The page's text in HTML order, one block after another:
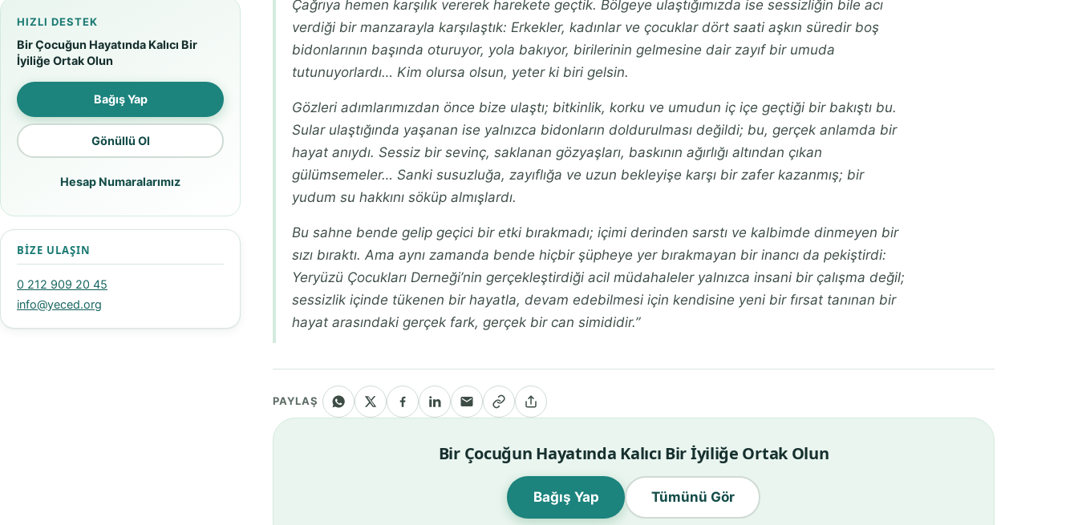
Çağrıya hemen karşılık vererek harekete geçtik. Bölgeye ulaştığımızda ise sessizliğin bile acı
verdiği bir manzarayla karşılaştık: Erkekler, kadınlar ve çocuklar dört saati aşkın süredir boş
bidonlarının başında oturuyor, yola bakıyor, birilerinin gelmesine dair zayıf bir umuda
tutunuyorlardı… Kim olursa olsun, yeter ki biri gelsin.
Gözleri adımlarımızdan önce bize ulaştı; bitkinlik, korku ve umudun iç içe geçtiği bir bakıştı bu.
Sular ulaştığında yaşanan ise yalnızca bidonların doldurulması değildi; bu, gerçek anlamda bir
hayat anıydı. Sessiz bir sevinç, saklanan gözyaşları, baskının ağırlığı altından çıkan
gülümsemeler… Sanki susuzluğa, zayıflığa ve uzun bekleyişe karşı bir zafer kazanmış; bir
yudum su hakkını söküp almışlardı.
Bu sahne bende gelip geçici bir etki bırakmadı; içimi derinden sarstı ve kalbimde dinmeyen bir
sızı bıraktı. Ama aynı zamanda bende hiçbir şüpheye yer bırakmayan bir inancı da pekiştirdi:
Yeryüzü Çocukları Derneği’nin gerçekleştirdiği acil müdahaleler yalnızca insani bir çalışma değil;
sessizlik içinde tükenen bir hayatla, devam edebilmesi için kendisine yeni bir fırsat tanınan bir
hayat arasındaki gerçek fark, gerçek bir can simididir.”
PAYLAŞ
Bir Çocuğun Hayatında Kalıcı Bir İyiliğe Ortak Olun
Bağış Yap Tümünü Gör
HIZLI DESTEK
Bir Çocuğun Hayatında Kalıcı Bir
İyiliğe Ortak Olun
Bağış Yap
Gönüllü Ol
Hesap Numaralarımız
BIZE ULAŞIN
0 212 909 20 45
info@yeced.org